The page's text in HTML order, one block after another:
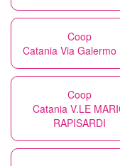
Coop
Catania Via Galermo
Coop
Catania V.LE
RAPISARDI